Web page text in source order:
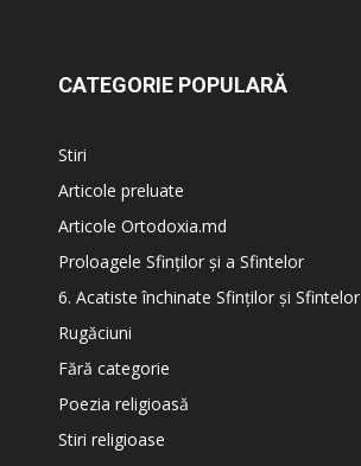
CATEGORIE POPULARĂ
Stiri
Articole preluate
Articole Ortodoxia.md
Proloagele Sfinților și a Sfintelor
6. Acatiste închinate Sfinților și Sfintelor
Rugăciuni
Fără categorie
Poezia religioasă
Stiri religioase